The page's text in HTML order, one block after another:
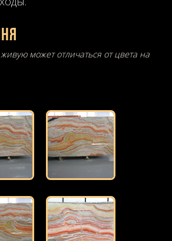
может отличаться от цвета на